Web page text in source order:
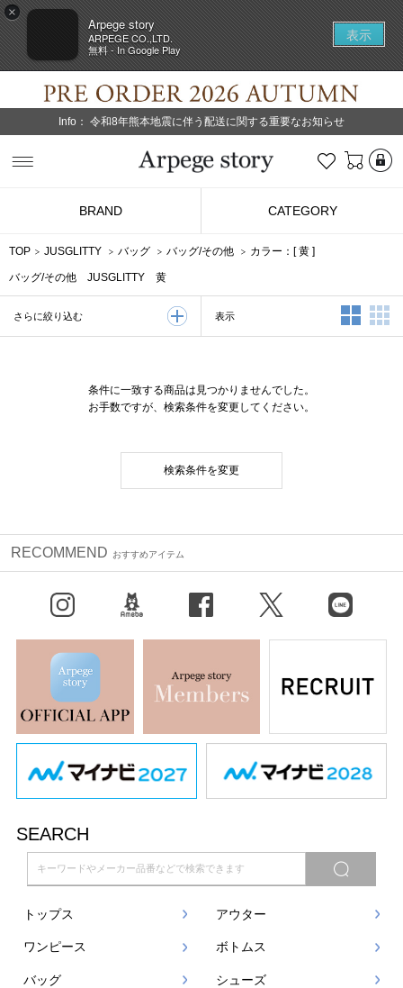
×
Arpege story
ARPEGE CO.,LTD.
無料 - In Google Play
表示
Info： 令和8年熊本地震に伴う配送に関する重要なお知らせ
お気に入り
BRAND CATEGORY
TOP JUSGLITTY バッグ バッグ/その他 カラー：[黄 ]
バッグ/その他 JUSGLITTY 黄
さらに絞り込む 表示 2列表示
条件に一致する商品は見つかりませんでした。
お手数ですが、検索条件を変更してください。
検索条件を変更
RECOMMEND おすすめアイテム
X（旧Twitter） LINE
SEARCH
トップス アウター
ワンピース ボトムス
バッグ シューズ